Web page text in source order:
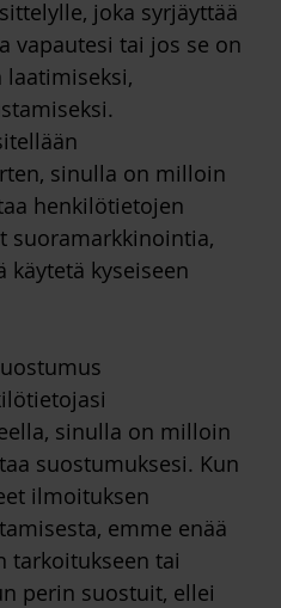
joka syrjäyttää
vapautesi tai jos se on
laatimiseksi,
sinulla on milloin
henkilötietojen
suoramarkkinointia,
kyseiseen
sinulla on milloin
suostumuksesi. Kun
ilmoituksen
emme enää
tarkoitukseen tai
perin suostuit, ellei